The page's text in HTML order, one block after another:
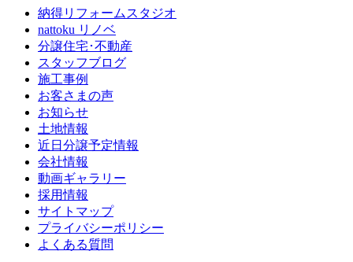
納得リフォームスタジオ
nattoku リノベ
分譲住宅･不動産
スタッフブログ
施工事例
お客さまの声
お知らせ
土地情報
近日分譲予定情報
会社情報
動画ギャラリー
採用情報
サイトマップ
プライバシーポリシー
よくある質問